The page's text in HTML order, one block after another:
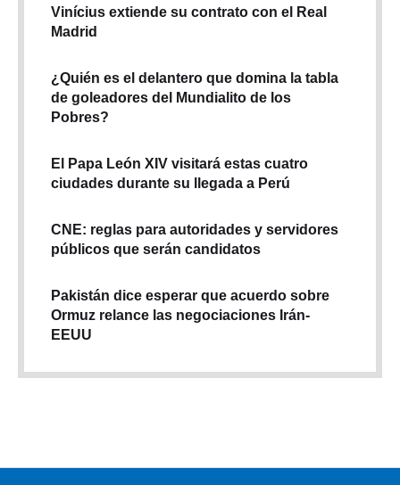
Vinícius extiende su contrato con el Real
Madrid
¿Quién es el delantero que domina la tabla
de goleadores del Mundialito de los
Pobres?
El Papa León XIV visitará estas cuatro
ciudades durante su llegada a Perú
CNE: reglas para autoridades y servidores
públicos que serán candidatos
Pakistán dice esperar que acuerdo sobre
Ormuz relance las negociaciones Irán-
EEUU